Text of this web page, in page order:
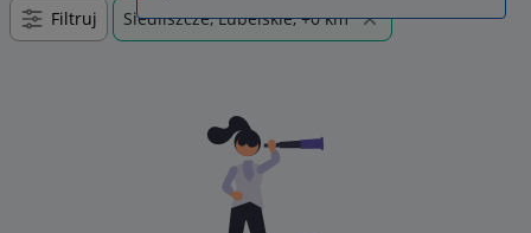
Filtruj Siedliszcze, Lubelskie, +0 km